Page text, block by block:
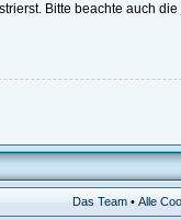
Bitte beachte auch
Das Team• Alle